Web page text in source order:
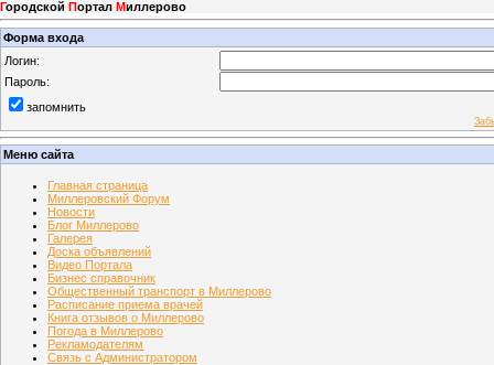
Городской Портал Миллерово
Форма входа
Логин:
Пароль:
запомнить
Меню сайта
Главная страница
Миллеровский Форум
Новости
Блог Миллерово
Галерея
Доска объявлений
Видео Портала
Бизнес справочник
Общественный транспорт в Миллерово
Расписание приема врачей
Книга отзывов о Миллерово
Погода в Миллерово
Рекламодателям
Связь с Администратором